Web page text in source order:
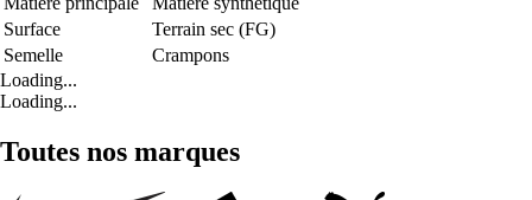
Surface
Terrain sec (FG)
Semelle
Crampons
Loading...
Loading...
Toutes nos marques